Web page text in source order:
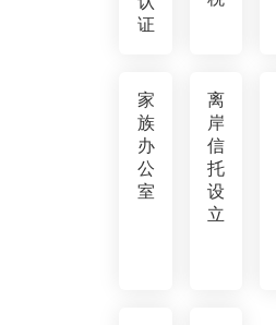
证
家
族
办
公
室
离
岸
信
托
设
立